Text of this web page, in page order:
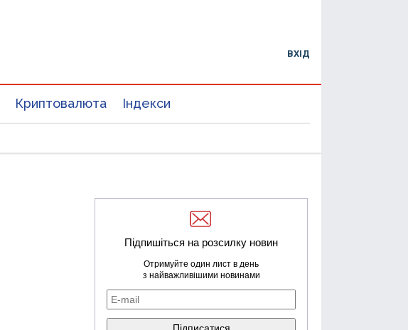
ВХІД
Криптовалюта Індекси
Підпишіться на розсилку новин
Отримуйте один лист в день
з найважливішими новинами